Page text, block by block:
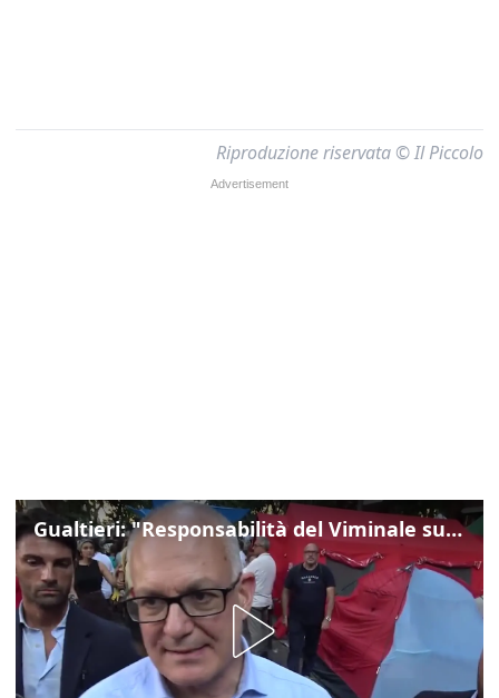
Riproduzione riservata © Il Piccolo
Gualtieri: "Responsabilità del Viminale su Spin Time? La posizione dei partiti è nota"